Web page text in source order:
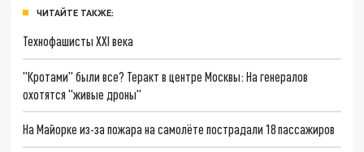
ЧИТАЙТЕ ТАКЖЕ:
Технофашисты XXI века
"Кротами" были все? Теракт в центре Москвы: На генералов
охотятся "живые дроны"
На Майорке из-за пожара на самолёте пострадали 18 пассажиров